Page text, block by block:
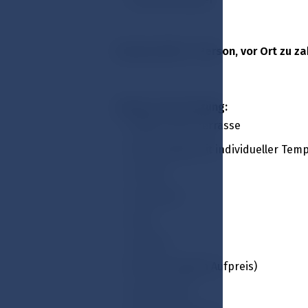
Kurtaxe EUR 2 / Person, vor Ort zu
Zimmer-Ausstattung:
Balkon oder Terrasse
Klimaanlage mit individueller
Minibar (gegen Aufpreis)